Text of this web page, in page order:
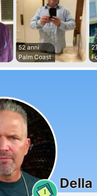
52 anni
Palm Coast
1
Della